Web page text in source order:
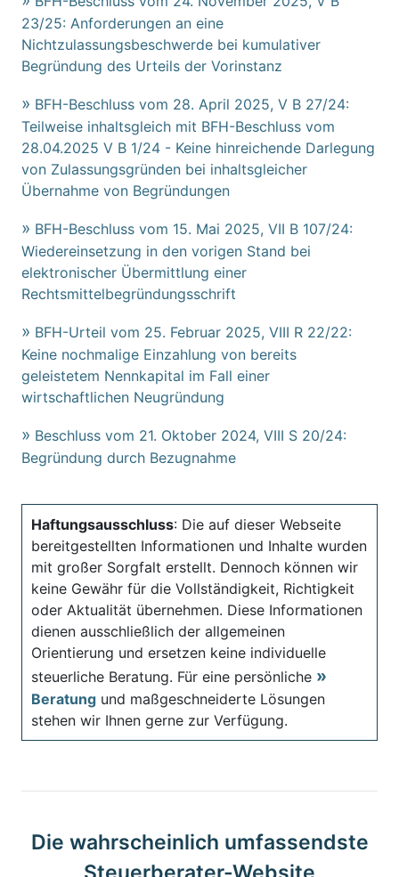
23/25: Anforderungen an eine
Nichtzulassungsbeschwerde bei kumulativer
Begründung des Urteils der Vorinstanz
BFH-Beschluss vom 28. April 2025, V B 27/24:
Teilweise inhaltsgleich mit BFH-Beschluss vom
28.04.2025 V B 1/24 - Keine hinreichende Darlegung
von Zulassungsgründen bei inhaltsgleicher
Übernahme von Begründungen
BFH-Beschluss vom 15. Mai 2025, VII B 107/24:
Wiedereinsetzung in den vorigen Stand bei
elektronischer Übermittlung einer
Rechtsmittelbegründungsschrift
BFH-Urteil vom 25. Februar 2025, VIII R 22/22:
Keine nochmalige Einzahlung von bereits
geleistetem Nennkapital im Fall einer
wirtschaftlichen Neugründung
Beschluss vom 21. Oktober 2024, VIII S 20/24:
Begründung durch Bezugnahme
Haftungsausschluss: Die auf dieser Webseite
bereitgestellten Informationen und Inhalte wurden
mit großer Sorgfalt erstellt. Dennoch können wir
keine Gewähr für die Vollständigkeit, Richtigkeit
oder Aktualität übernehmen. Diese Informationen
dienen ausschließlich der allgemeinen
Orientierung und ersetzen keine individuelle
steuerliche Beratung. Für eine persönliche
Beratung und maßgeschneiderte Lösungen
stehen wir Ihnen gerne zur Verfügung.
Die wahrscheinlich umfassendste